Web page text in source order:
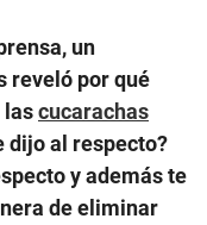
un
reveló por qué
lascucarachas
dijo al respecto?
y además te
de eliminar